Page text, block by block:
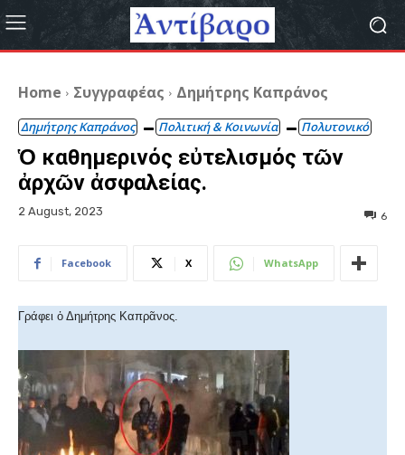
Home Συγγραφέας Δημήτρης Καπράνος
Δημήτρης Καπράνος Πολιτική & Κοινωνία Πολυτονικό
Ὁ καθημερινός εὐτελισμός τῶν
ἀρχῶν ἀσφαλείας.
2 August, 2023 6
Facebook X WhatsApp
Γράφει ὁ Δημήτρης Καπρᾶνος.